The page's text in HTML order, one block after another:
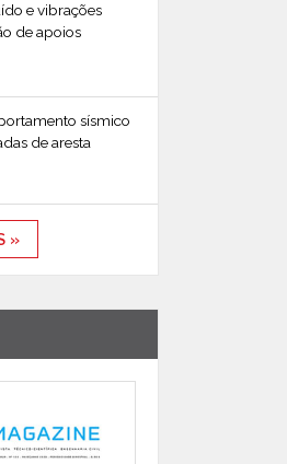
e vibrações
de apoios
sísmico
de aresta
»